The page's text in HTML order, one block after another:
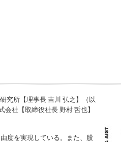
究所【理事長 吉川 弘之】（以
社【取締役社長 野村 哲也】
度を実現している。また、股